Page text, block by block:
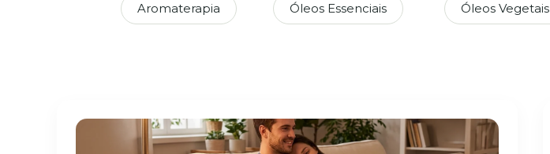
Aromaterapia Óleos Essenciais Óleos Vegetais